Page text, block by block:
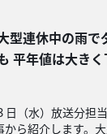
型連休中の雨で
平年値は大きく
日（水）放送分担
から紹介します。